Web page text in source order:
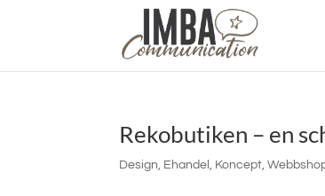
Rekobutiken – en
Design, Ehandel , Koncept,